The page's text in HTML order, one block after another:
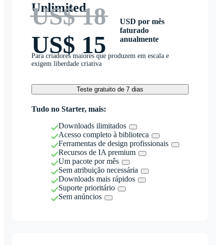
Unlimited
US$ 18
US$ 15
USD por mês
faturado
anualmente
Para criadores maiores que produzem em escala e
exigem liberdade criativa
Teste gratuito de 7 dias
Tudo no Starter, mais:
Downloads ilimitados
Acesso completo à biblioteca
Ferramentas de design profissionais
Recursos de IA premium
Um pacote por mês
Sem atribuição necessária
Downloads mais rápidos
Suporte prioritário
Sem anúncios